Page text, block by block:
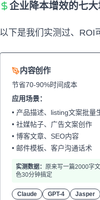
企业降本增效的七
以下是我们实测过、ROI
内容创作
节省70-90%时间成本
应用场景：
• 产品描述、listing文案批量
• 社媒帖子、广告文案创作
• 博客文章、SEO内容
• 邮件模板、客户沟通话术
实测数据： 原来写一篇2000字
色30分钟搞定
Claude GPT-4 Jasper